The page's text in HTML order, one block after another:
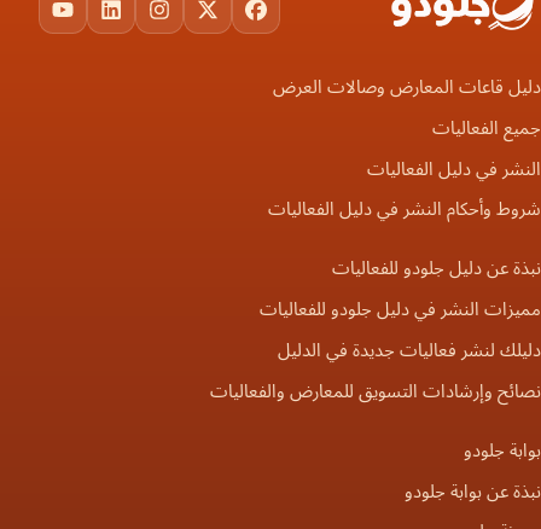
Facebook
X
Instagram
LinkedIn
دليل قاعات المعارض وصالات العرض
جميع الفعاليات
النشر في دليل الفعاليات
شروط وأحكام النشر في دليل الفعاليات
نبذة عن دليل جلودو للفعاليات
مميزات النشر في دليل جلودو للفعاليات
دليلك لنشر فعاليات جديدة في الدليل
نصائح وإرشادات التسويق للمعارض والفعاليات
بوابة جلودو
نبذة عن بوابة جلودو